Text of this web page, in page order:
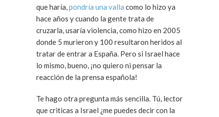
que haría,pondría una valla como lo hizo ya
hace años y cuando la gente trata de
cruzarla, usaría violencia, como hizo en 2005
donde 5 murieron y 100 resultaron heridos al
tratar de entrar a España. Pero si Israel hace
lo mismo, bueno, ¡no quiero ni pensar la
reacción de la prensa española!
Te hago otra pregunta más sencilla. Tú, lector
que criticas a Israel ¿me puedes decir con la